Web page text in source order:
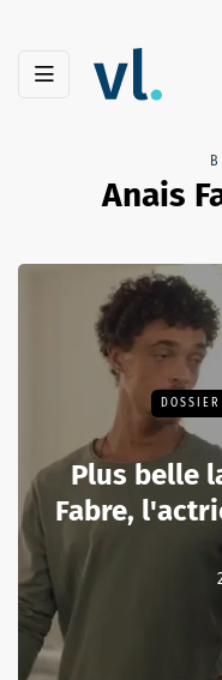
Anais
Plus belle
Fabre,